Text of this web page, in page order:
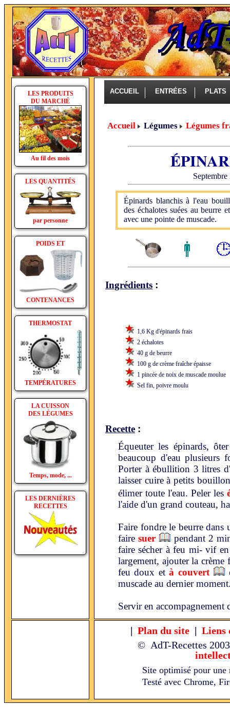
LES PRODUITS
DU MARCHÉ
Au fil des mois
LES QUANTITÉS
par personne
POIDS ET
CONTENANCES
THERMOSTAT
TEMPÉRATURES
LA CUISSON
DES LÉGUMES
Temps, mode, ...
LES DERNIÈRES
RECETTES
ACCUEIL ENTRÉES PLATS
Accueil Légumes Légumes
Épinards blanchis à l'eau
des échalotes suées au beurre
avec une pointe de muscade.
Ingrédients :
1,6 Kg d'épinards frais
2 échalotes
40 g de beurre
100 g de crème fraîche épaisse
1 pincée de noix de muscade moulue
Sel fin, poivre moulu
Recette :
Équeuter les épinards,
beaucoup d'eau plusieurs
Porter à ébullition 3 litres
laisser cuire à petits
élimer toute l'eau. Peler les
l'aide d'un grand couteau,
Faire fondre le beurre dans
faire suer
pendant 2
faire sécher à feu mi- vif
largement, ajouter la crème
feu doux età couvert
muscade au dernier
Servir en accompagnement
| Plan du site | Liens
© AdT-Recettes
Site optimisé pour
Testé avec Chrome,